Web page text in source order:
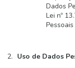
Dados
Lei nº
Pessoais
Uso de Dados